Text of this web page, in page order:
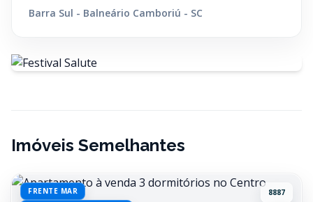
Barra Sul - Balneário Camboriú - SC
Imóveis Semelhantes
FRENTE MAR 8887